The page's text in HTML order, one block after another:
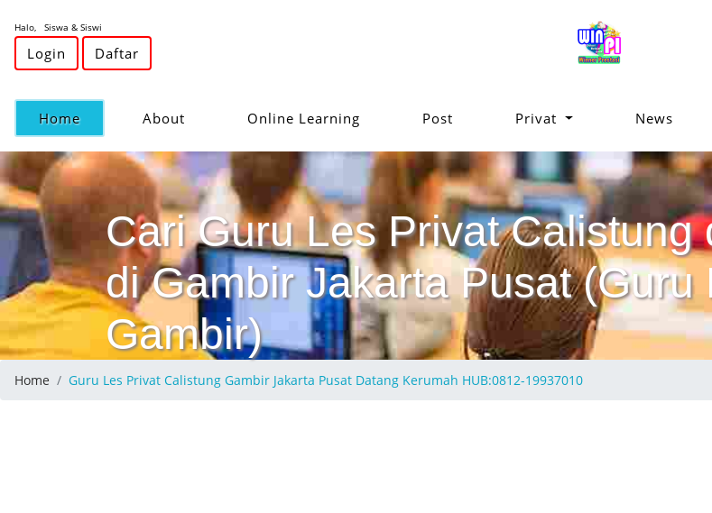
Halo, Siswa & Siswi
Login Daftar
Home(current) About Online Learning Post Privat News
Cari Guru Les Privat Calistung
di Gambir Jakarta Pusat
Gambir)
Home Guru Les Privat Calistung Gambir Jakarta Pusat Datang Kerumah HUB:0812-19937010